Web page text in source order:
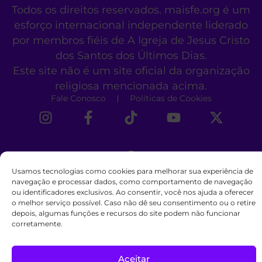
Usamos tecnologias como cookies para melhorar sua experiência de
navegação e processar dados, como comportamento de navegação
ou identificadores exclusivos. Ao consentir, você nos ajuda a oferecer
o melhor serviço possível. Caso não dê seu consentimento ou o retire
depois, algumas funções e recursos do site podem não funcionar
corretamente.
Aceitar
Todos os direitos reservados. maisfe.org é um
esforço internacional independente liderado
por membros fiéis de A Igreja de Jesus Cristo
dos Santos dos Últimos Dias.
Este site não é um site oficial da organização
religiosa mencionada acima.
Fale Conosco Políticas de Cookies